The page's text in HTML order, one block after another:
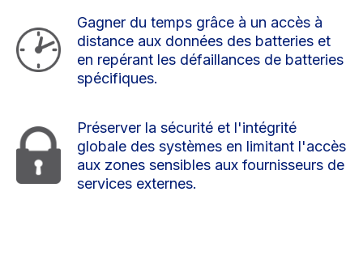
Gagner du temps grâce à un accès à
distance aux données des batteries et
en repérant les défaillances de batteries
spécifiques.
Préserver la sécurité et l'intégrité
globale des systèmes en limitant l'accès
aux zones sensibles aux fournisseurs de
services externes.